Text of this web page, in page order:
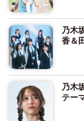
乃木
香＆
乃木
テー